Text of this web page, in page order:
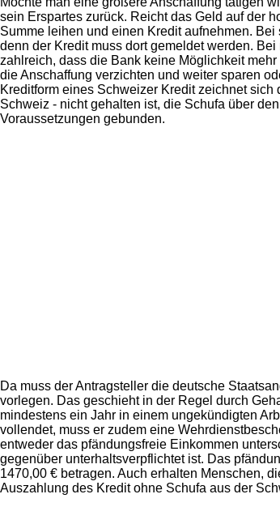
sein Erspartes zurück. Reicht das Geld auf der
Summe leihen und einen Kredit aufnehmen.
denn der Kredit muss dort gemeldet werden.
zahlreich, dass die Bank keine Möglichkeit
die Anschaffung verzichten und weiter sparen
Kreditform eines Schweizer Kredit zeichnet
Schweiz - nicht gehalten ist, die Schufa über
Voraussetzungen gebunden.
Da muss der Antragsteller die deutsche
vorlegen. Das geschieht in der Regel durch
mindestens ein Jahr in einem ungekündigten
vollendet, muss er zudem eine
entweder das pfändungsfreie Einkommen
gegenüber unterhaltsverpflichtet ist. Das
1470,00 € betragen. Auch erhalten Menschen,
Auszahlung des Kredit ohne Schufa aus der